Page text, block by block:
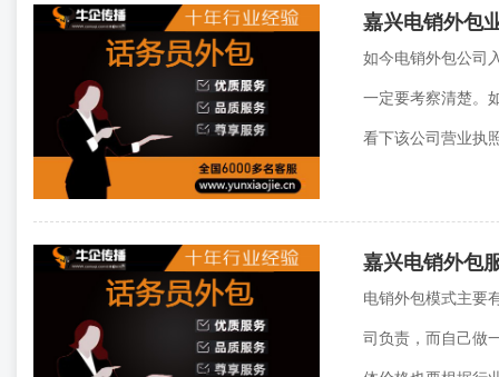
嘉兴电销外包
如今电销外包公司
一定要考察清楚。
看下该公司营业执
嘉兴电销外包
电销外包模式主要
司负责，而自己做